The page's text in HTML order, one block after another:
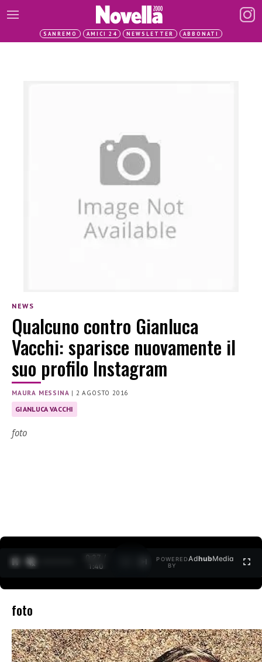
SANREMO AMICI 24 NEWSLETTER ABBONATI
NEWS
Qualcuno contro Gianluca
Vacchi: sparisce nuovamente il
suo profilo Instagram
MAURA MESSINA | 2 AGOSTO 2016
GIANLUCA VACCHI
foto
0:27 /
1:40
POWERED
BY
AdhubMedia
foto